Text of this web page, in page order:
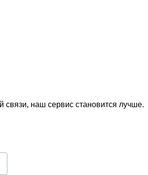
наш сервис становится лучше.